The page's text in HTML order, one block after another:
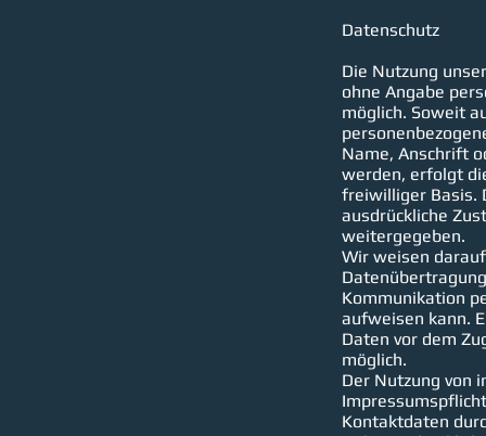
Datenschutz
Die Nutzung
ohne Angabe
möglich. Soweit
Name, Anschrift
werden, erfolgt
freiwilliger Basis.
ausdrückliche
weitergegeben.
Wir weisen
Kommunikation
aufweisen kann.
Daten vor dem
möglich.
Der Nutzung von
Kontaktdaten